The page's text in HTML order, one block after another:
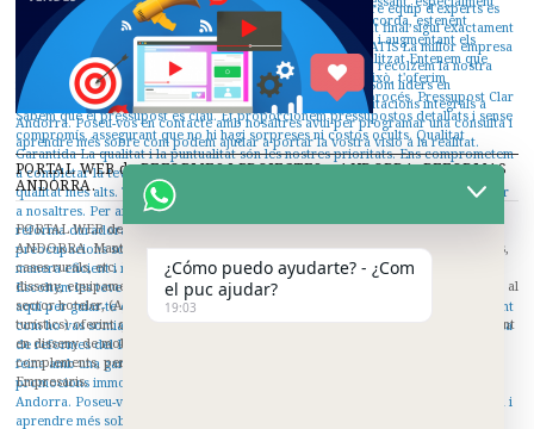
PORTAL WEB de REFORMES I PROJECTES a ANDORRA. REFORMAS
ANDORRA.
PORTAL WEB de REFORMES I PROJECTES a ANDORRA. REFORMAS
ANDORRA. Manteniment i reformes d'hotels, pensions, reformes de restaurants,
cases rurals, etc. Donem respostes globals a les necessitats constructives, de
disseny, equipament i mobiliari per a hotels i tot tipus de negocis. Ens dediquem al
sector hoteler, (Aparthotels, hotels de ciutat, costa i muntanya, apartaments
turístics) oferint qualitat, disseny i competitivitat. Estem en constant evolució tant
en disseny de mobiliari per a hotels i construcció com en maquinària i
complements, per adaptar-nos sempre a les seves necessitats com a Hotelers i
Empresaris.
¿Cómo puedo ayudarte? - ¿Com
el puc ajudar?
19:03